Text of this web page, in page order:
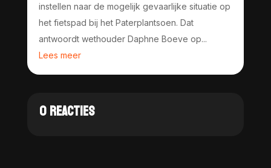
instellen naar de mogelijk gevaarlijke situatie op
het fietspad bij het Paterplantsoen. Dat
antwoordt wethouder Daphne Boeve op...
Lees meer
0 REACTIES